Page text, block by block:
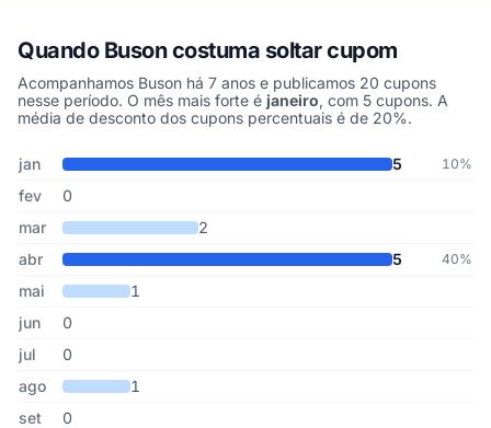
Quando Buson costuma soltar cupom
Acompanhamos Buson há 7 anos e publicamos 20 cupons
nesse período. O mês mais forte é janeiro, com 5 cupons. A
média de desconto dos cupons percentuais é de 20%.
Cupons de Buson publicados por mês, somando os últimos 7 anos
Mês Cupons publicadosDesconto médio
jan 5 10%
fev
0
mar
2
abr
5 40%
mai
1
jun
0
jul
0
ago
1
set
0